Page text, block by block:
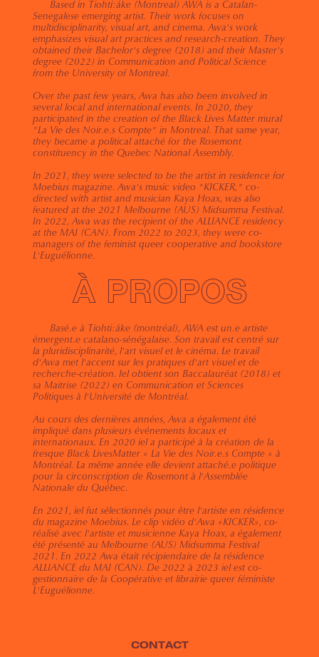
Based in Tiohti:áke (Montreal) AWA is a Catalan-
Senegalese emerging artist. Their work focuses on
multidisciplinarity, visual art, and cinema. Awa's work
emphasizes visual art practices and research-creation. They
obtained their Bachelor's degree (2018) and their Master's
degree (2022) in Communication and Political Science
from the University of Montreal.
Over the past few years, Awa has also been involved in
several local and international events. In 2020, they
participated in the creation of the Black Lives Matter mural
"La Vie des Noir.e.s Compte" in Montreal. That same year,
they became a political attaché for the Rosemont
constituency in the Quebec National Assembly.
In 2021, they were selected to be the artist in residence for
Moebius magazine. Awa's music video "KICKER," co-
directed with artist and musician Kaya Hoax, was also
featured at the 2021 Melbourne (AUS) Midsumma Festival.
In 2022, Awa was the recipient of the ALLIANCE residency
at the MAI (CAN). From 2022 to 2023, they were co-
managers of the feminist queer cooperative and bookstore
L'Euguélionne.
À PROPOS
émergent.e catalano-sénégalaise. Son travail est centré sur
la pluridisciplinarité, l'art visuel et le cinéma. Le travail
d'Awa met l'accent sur les pratiques d'art visuel et de
recherche-création. Iel obtient son Baccalauréat (2018) et
sa Maitrise (2022) en Communication et Sciences
Politiques à l'Université de Montréal.
Au cours des dernières années, Awa a également été
impliqué dans plusieurs événements locaux et
internationaux. En 2020 iel a participé à la création de la
fresque Black LivesMatter « La Vie des Noir.e.s Compte » à
Montréal. La même année elle devient attaché.e politique
pour la circonscription de Rosemont à l'Assemblée
Nationale du Québec.
En 2021, iel fut sélectionnés pour être l'artiste en résidence
du magazine Moebius. Le clip vidéo d'Awa «KICKER», co-
réalisé avec l'artiste et musicienne Kaya Hoax, a également
été présenté au Melbourne (AUS) Midsumma Festival
2021. En 2022 Awa était récipiendaire de la résidence
ALLIANCE du MAI (CAN). De 2022 à 2023 iel est co-
gestionnaire de la Coopérative et librairie queer féministe
L'Euguélionne.
CONTACT